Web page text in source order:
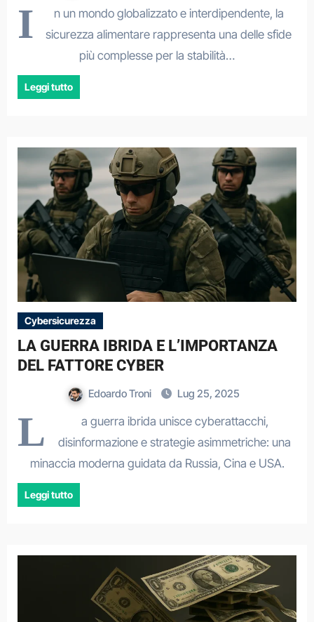
I
n un mondo globalizzato e interdipendente, la
sicurezza alimentare rappresenta una delle sfide
più complesse per la stabilità…
Leggi tutto
Cybersicurezza
LA GUERRA IBRIDA E L’IMPORTANZA
DEL FATTORE CYBER
Edoardo Troni Lug 25, 2025
L
a guerra ibrida unisce cyberattacchi,
disinformazione e strategie asimmetriche: una
minaccia moderna guidata da Russia, Cina e USA.
Leggi tutto